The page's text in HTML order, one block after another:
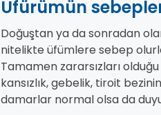
Üfürümün
Doğuştan ya da sonradan
nitelikte üfümlere sebep
Tamamen zararsızları
kansızlık, gebelik, tiroit
damarlar normal olsa da